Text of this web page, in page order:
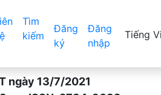
Tìm
kiếm
Đăng
ký
Đăng
nhập
Thay
Tiếng
13/7/2021